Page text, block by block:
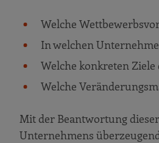
Welche
In welchen
Welche konkreten
Welche
Mit der Beantwortung
Unternehmens